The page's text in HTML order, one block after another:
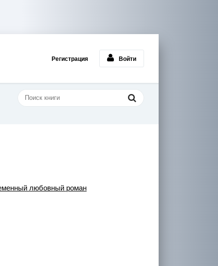
Регистрация Войти
любовный роман